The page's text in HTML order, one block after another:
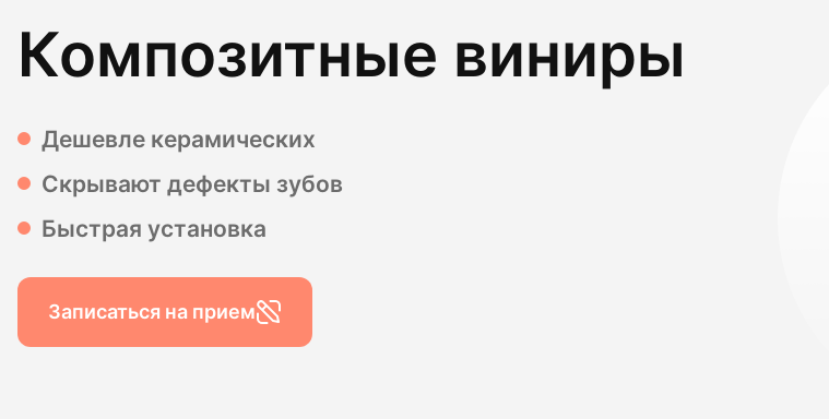
ИмплантацияНаше оборудование
вычет
Правила для пациентов
Композитные виниры
Дешевле керамических
Скрывают дефекты зубов
Быстрая установка
Записаться на прием